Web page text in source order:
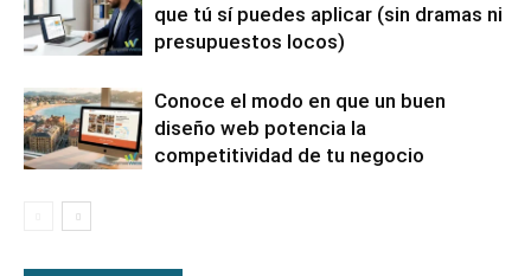
que tú sí puedes aplicar (sin dramas ni
presupuestos locos)
Conoce el modo en que un buen
diseño web potencia la
competitividad de tu negocio